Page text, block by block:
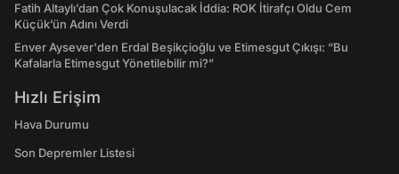
Fatih Altaylı’dan Çok Konuşulacak İddia: ROK İtirafçı Oldu Cem
Küçük’ün Adını Verdi
Enver Aysever'den Erdal Beşikçioğlu ve Etimesgut Çıkışı: “Bu
Kafalarla Etimesgut Yönetilebilir mi?”
Hızlı Erişim
Hava Durumu
Son Depremler Listesi